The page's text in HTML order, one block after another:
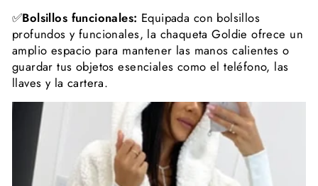
✅Bolsillos funcionales: Equipada con bolsillos
profundos y funcionales, la chaqueta Goldie ofrece un
amplio espacio para mantener las manos calientes o
guardar tus objetos esenciales como el teléfono, las
llaves y la cartera.